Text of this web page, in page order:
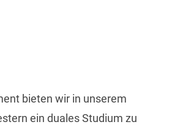
bieten wir in unserem
ein duales Studium zu